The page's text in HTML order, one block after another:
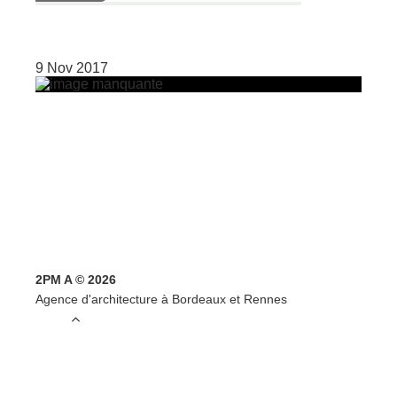
9 Nov 2017
2PM A © 2026
Agence d'architecture à Bordeaux et Rennes
